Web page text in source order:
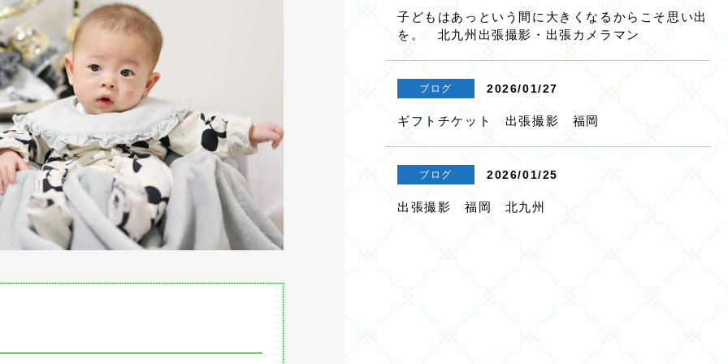
子どもはあっという間に大きくなるからこそ思い出
を。 北九州出張撮影・出張カメラマン
ブログ 2026/01/27
ギフトチケット 出張撮影 福岡
ブログ 2026/01/25
出張撮影 福岡 北九州